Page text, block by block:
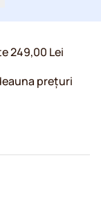
249,00 Lei
prețuri